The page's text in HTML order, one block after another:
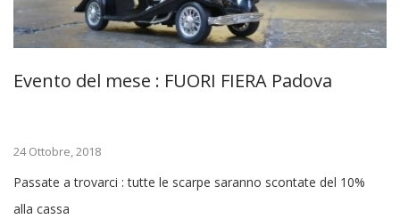
Evento del mese : FUORI FIERA Padova
24 Ottobre, 2018
Passate a trovarci : tutte le scarpe saranno scontate del 10%
alla cassa